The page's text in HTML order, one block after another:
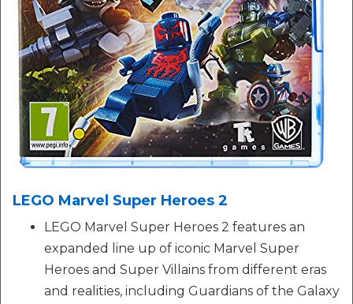
LEGO Marvel Super Heroes 2
LEGO Marvel Super Heroes 2 features an
expanded line up of iconic Marvel Super
Heroes and Super Villains from different eras
and realities, including Guardians of the Galaxy